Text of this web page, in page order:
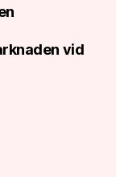
vid